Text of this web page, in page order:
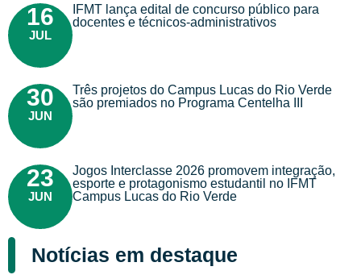
16
JUL
IFMT lança edital de concurso público para
docentes e técnicos-administrativos
30
JUN
Três projetos do Campus Lucas do Rio Verde
são premiados no Programa Centelha III
23
JUN
Jogos Interclasse 2026 promovem integração,
esporte e protagonismo estudantil no IFMT
Campus Lucas do Rio Verde
Notícias em destaque